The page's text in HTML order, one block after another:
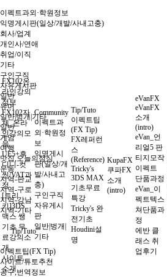
이펙트과외·학원정보
익명게시판(일상/개발/사내고충)
회사/업계
개인사/연애
취업/이직
기타
구인구직
자유게시판
일반
유머
일반|벙개|기타
일반
게임
여행
맛집,오늘의점심
운동
지역-판교
지역-구로
지역-강남
지역-기타
Tip/Tuto
이펙트팁(FX Tip)
사이트/튜토추천
공구,번역정보
FX102온
라인강의
정보
FX102자
체_온라
인강의모
음
UE5+후
디니-컷
씬/VAT과
정
[트리
키]3DS
맥스 쌩
기초 무
료강의소
개
사이트
소개
Community
이펙트과
외·학원정
보
익명게시
판(일상/개
발/사내고
충)
구인구직
자유게시
판
일반|벙개|
기타
Tip/Tuto
이펙트팁
(FX Tip)
FX레퍼런
스
(Reference)
Tricky's
3DS MAX
기초무료
특강
Tricky's 완
전기초
Houdini설
명
KupaFX
쿠파FX
소개
(intro)
eVanFX
eVanFX
소개
(intro)
eVan_언
리얼5 판
티지모작
이펙트
단품과정
eVan_이
펙트텍스
쳐단품과
정
에반 클
래스 취
업후기